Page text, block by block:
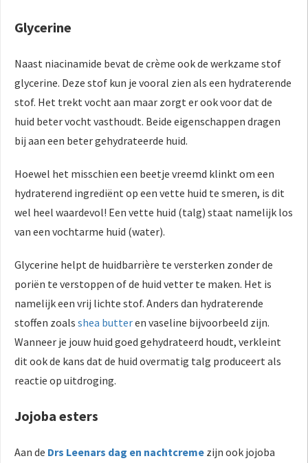
Glycerine
Naast niacinamide bevat de crème ook de werkzame stof
glycerine. Deze stof kun je vooral zien als een hydraterende
stof. Het trekt vocht aan maar zorgt er ook voor dat de
huid beter vocht vasthoudt. Beide eigenschappen dragen
bij aan een beter gehydrateerde huid.
Hoewel het misschien een beetje vreemd klinkt om een
hydraterend ingrediënt op een vette huid te smeren, is dit
wel heel waardevol! Een vette huid (talg) staat namelijk los
van een vochtarme huid (water).
Glycerine helpt de huidbarrière te versterken zonder de
poriën te verstoppen of de huid vetter te maken. Het is
namelijk een vrij lichte stof. Anders dan hydraterende
stoffen zoals shea butteren vaseline bijvoorbeeld zijn.
Wanneer je jouw huid goed gehydrateerd houdt, verkleint
dit ook de kans dat de huid overmatig talg produceert als
reactie op uitdroging.
Jojoba esters
Aan de Drs Leenars dag en nachtcreme zijn ook jojoba